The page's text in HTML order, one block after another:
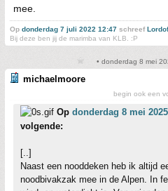
mee.
Op donderdag 7 juli 2022 12:47 schreef
Bij deze ben jij de marimba van KLB. :P
• donderdag 8 mei
michaelmoore
begin ook een
Op donderdag 8 mei
volgende:
[..]
Naast een nooddeken heb ik altijd
noodbivakzak mee in de Alpen. In